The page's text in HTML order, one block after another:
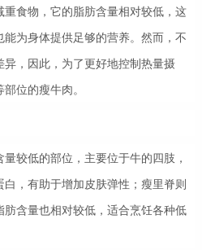
食物，它的脂肪含量相对较低，这
为身体提供足够的营养。然而，不
，因此，为了更好地控制热量摄
位的瘦牛肉。
较低的部位，主要位于牛的四肢，
，有助于增加皮肤弹性；瘦里脊则
含量也相对较低，适合烹饪各种低